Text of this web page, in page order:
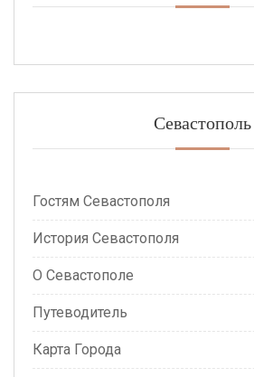
Севастополь
Гостям Севастополя
История Севастополя
О Севастополе
Путеводитель
Карта Города